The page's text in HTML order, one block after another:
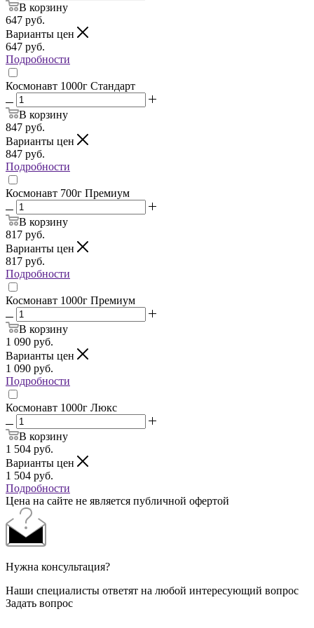
В корзину
647 руб.
Варианты цен
647 руб.
Подробности
Космонавт 1000г Стандарт
В корзину
847 руб.
Варианты цен
847 руб.
Подробности
Космонавт 700г Премиум
В корзину
817 руб.
Варианты цен
817 руб.
Подробности
Космонавт 1000г Премиум
В корзину
1 090 руб.
Варианты цен
1 090 руб.
Подробности
Космонавт 1000г Люкс
В корзину
1 504 руб.
Варианты цен
1 504 руб.
Подробности
Цена на сайте не является публичной офертой
Нужна консультация?
Наши специалисты ответят на любой интересующий вопрос
Задать вопрос